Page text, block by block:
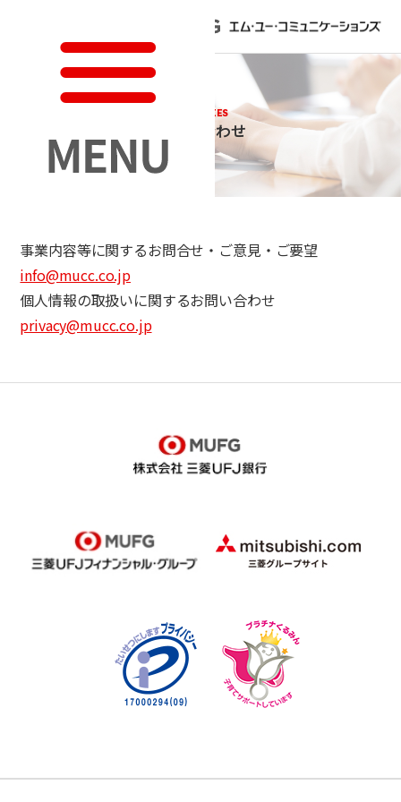
INQUIRIES
お問い合わせ
事業内容等に関するお問合せ・ご意見・ご要望
info@mucc.co.jp
個人情報の取扱いに関するお問い合わせ
privacy@mucc.co.jp